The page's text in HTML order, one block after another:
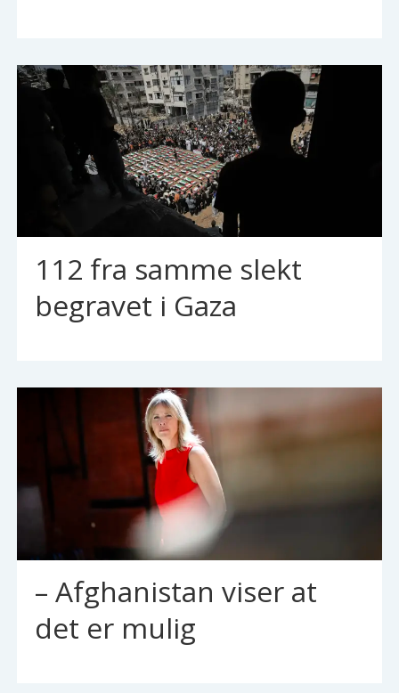
112 fra samme slekt
begravet i Gaza
– Afghanistan viser at
det er mulig